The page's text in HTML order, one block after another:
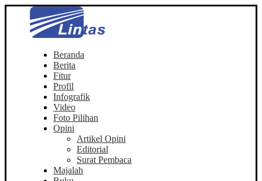
Beranda
Berita
Fitur
Profil
Infografik
Video
Foto Pilihan
Opini
Artikel Opini
Editorial
Surat Pembaca
Majalah